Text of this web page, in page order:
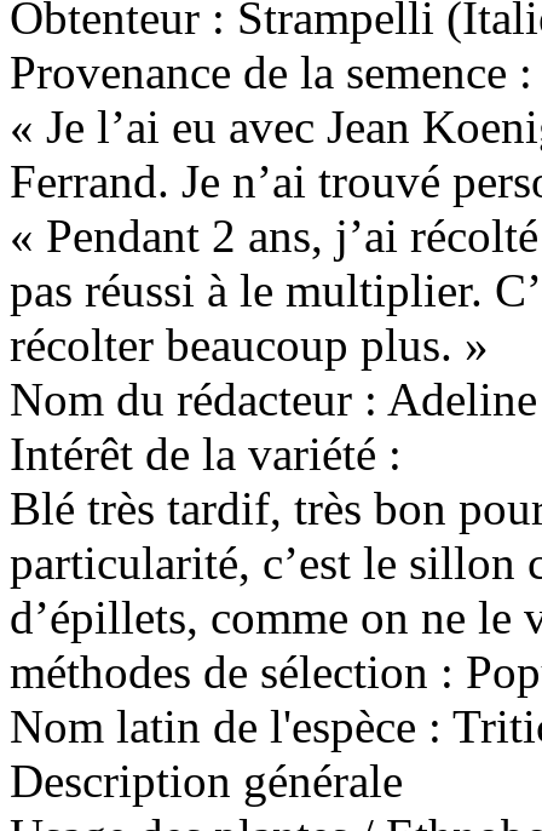
Obtenteur : Strampelli
Provenance de la semence :
« Je l’ai eu avec Jean
Ferrand. Je n’ai trouvé
« Pendant 2 ans, j’ai
pas réussi à le multiplier.
récolter beaucoup plus. »
Nom du rédacteur :
Intérêt de la variété :
Blé très tardif, très bon
particularité, c’est le sillon
d’épillets, comme on ne le
méthodes de sélection :
Nom latin de l'espèce :
Description générale